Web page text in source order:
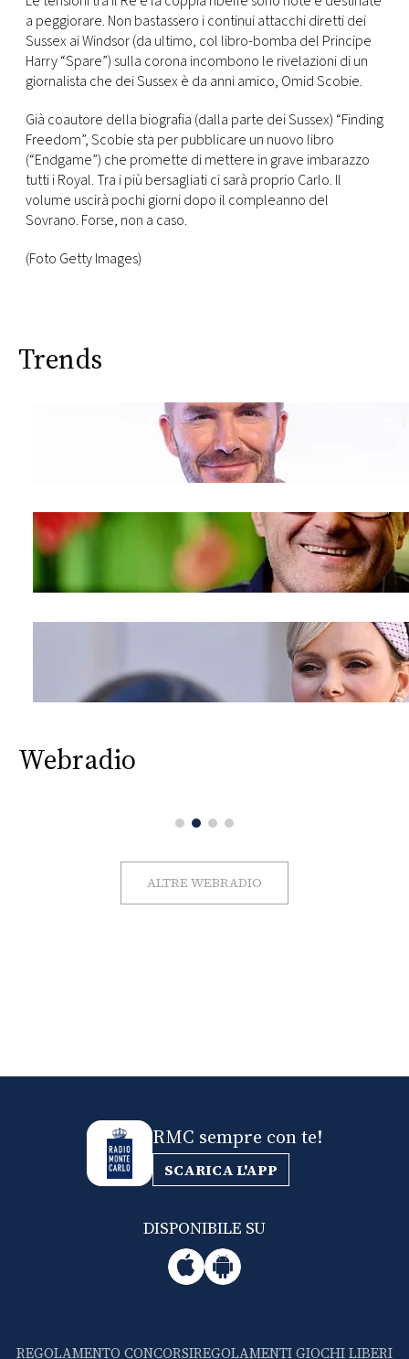
CONSIGLIA
a peggiorare. Non bastassero i continui attacchi diretti dei
Sussex ai Windsor (da ultimo, col libro-bomba del Principe
Harry “Spare”) sulla corona incombono le rivelazioni di un
giornalista che dei Sussex è da anni amico, Omid Scobie.
Già coautore della biografia (dalla parte dei Sussex) “Finding
Freedom”, Scobie sta per pubblicare un nuovo libro
(“Endgame”) che promette di mettere in grave imbarazzo
tutti i Royal. Tra i più bersagliati ci sarà proprio Carlo. Il
volume uscirà pochi giorni dopo il compleanno del
Sovrano. Forse, non a caso.
(Foto Getty Images)
Trends
Webradio
ALTRE WEBRADIO
RMC sempre con te!
SCARICA L'APP
DISPONIBILE SU
REGOLAMENTO CONCORSIREGOLAMENTI GIOCHI LIBERI